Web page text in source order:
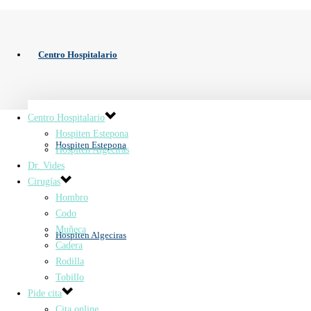
Centro Hospitalario
Hospiten Estepona
Hospiten Algeciras
Centro Hospitalario
Hospiten Estepona
Hospiten Algeciras
Dr. Vides
Cirugías
Hombro
Codo
Muñeca
Cadera
Rodilla
Tobillo
Pide cita